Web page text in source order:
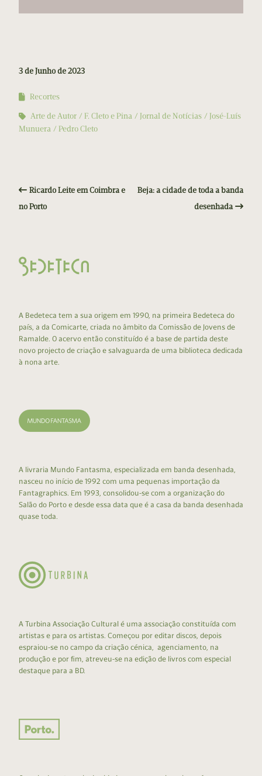
3 de Junho de 2023
Recortes
Arte de Autor
F. Cleto e Pina Jornal de Notícias
José-Luís
Munuera
Pedro Cleto
Ricardo Leite em Coimbra e
no Porto
Beja: a cidade de toda a banda
desenhada
A Bedeteca tem a sua origem em 1990, na primeira Bedeteca do
país, a da Comicarte, criada no âmbito da Comissão de Jovens de
Ramalde. O acervo então constituído é a base de partida deste
novo projecto de criação e salvaguarda de uma biblioteca dedicada
à nona arte.
A livraria Mundo Fantasma, especializada em banda desenhada,
nasceu no início de 1992 com uma pequenas importação da
Fantagraphics. Em 1993, consolidou-se com a organização do
Salão do Porto e desde essa data que é a casa da banda desenhada
quase toda.
A Turbina Associação Cultural é uma associação constituída com
artistas e para os artistas. Começou por editar discos, depois
espraiou-se no campo da criação cénica, agenciamento, na
produção e por fim, atreveu-se na edição de livros com especial
destaque para a BD.